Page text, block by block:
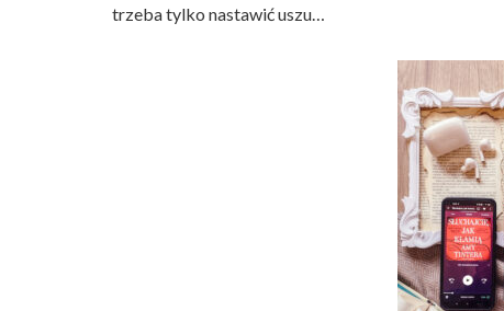
trzeba tylko nastawić uszu…